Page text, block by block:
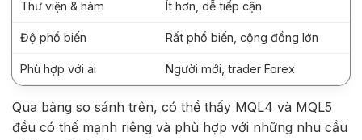
Thư viện & hàm Ít hơn, dễ tiếp cận
Độ phổ biến Rất phổ biến, cộng đồng lớn
Phù hợp với ai Người mới, trader Forex
Qua bảng so sánh trên, có thể thấy MQL4 và MQL5
đều có thế mạnh riêng và phù hợp với những nhu cầu